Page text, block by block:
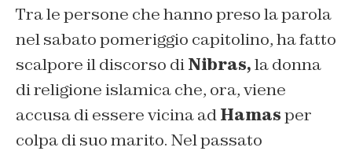
Tra le persone che hanno preso la parola
nel sabato pomeriggio capitolino, ha fatto
scalpore il discorso diNibras,la donna
di religione islamica che, ora, viene
accusa di essere vicina adHamasper
colpa di suo marito. Nel passato